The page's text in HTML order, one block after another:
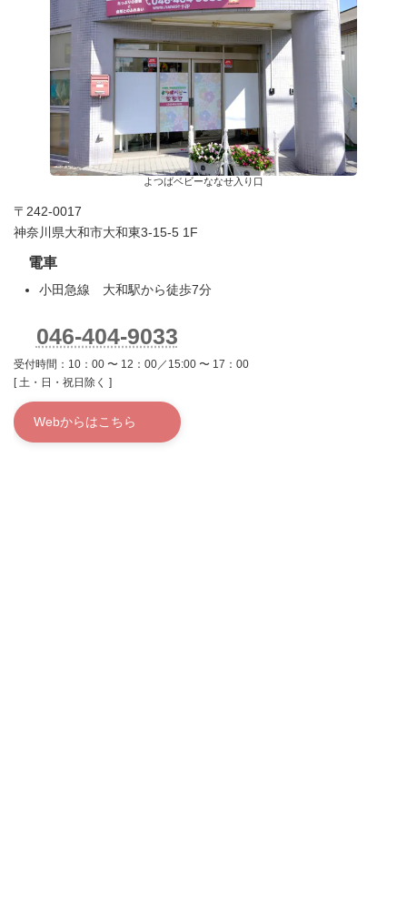
よつばベビーななせ入り口
〒242-0017
神奈川県大和市大和東3-15-5 1F
電車
小田急線 大和駅から徒歩7分
046-404-9033
受付時間：10：00 〜 12：00／15:00 〜 17：00
[ 土・日・祝日除く ]
Webからはこちら